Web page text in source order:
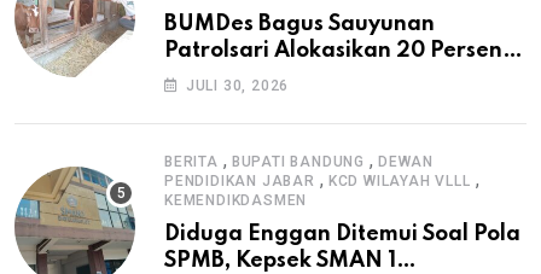
BUMDes Bagus Sauyunan
Patrolsari Alokasikan 20 Persen
Dana Desa untuk Ketahanan
JULI 30, 2026
BERITA , BUPATI BANDUNG ,DEWAN
PENDIDIKAN JABAR , KCD WILAYAH VLLL ,
KEMENDIKDASMEN
Diduga Enggan Ditemui Soal Pola
SPMB, Kepsek SMAN 1